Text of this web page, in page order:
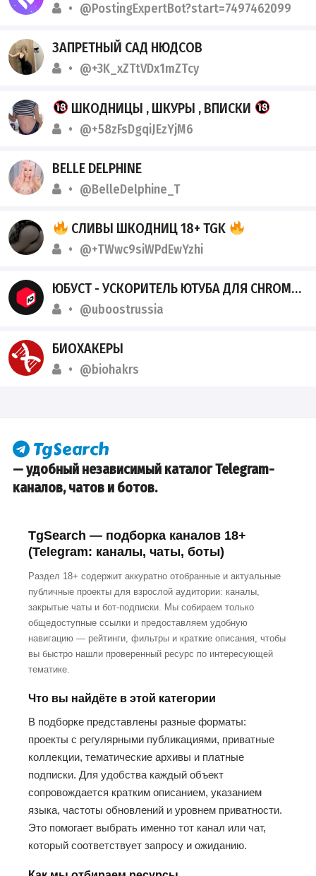
@PostingExpertBot?start=7497462099
ЗАПРЕТНЫЙ САД НЮДСОВ
@+3K_xZTtVDx1mZTcy
ШКОДНИЦЫ , ШКУРЫ , ВПИСКИ
@+58zFsDgqiJEzYjM6
BELLE DELPHINE
@BelleDelphine_T
СЛИВЫ ШКОДНИЦ 18+ TGK
@+TWwc9siWPdEwYzhi
ЮБУСТ - УСКОРИТЕЛЬ ЮТУБА ДЛЯ CHROME, ANDROID, TV И WINDOWS
@uboostrussia
БИОХАКЕРЫ
@biohakrs
— удобный независимый каталог Telegram-
каналов, чатов и ботов.
TgSearch — подборка каналов 18+
(Telegram: каналы, чаты, боты)
Раздел 18+ содержит аккуратно отобранные и актуальные
публичные проекты для взрослой аудитории: каналы,
закрытые чаты и бот-подписки. Мы собираем только
общедоступные ссылки и предоставляем удобную
навигацию — рейтинги, фильтры и краткие описания, чтобы
вы быстро нашли проверенный ресурс по интересующей
тематике.
Что вы найдёте в этой категории
В подборке представлены разные форматы:
проекты с регулярными публикациями, приватные
коллекции, тематические архивы и платные
подписки. Для удобства каждый объект
сопровождается кратким описанием, указанием
языка, частоты обновлений и уровнем приватности.
Это помогает выбрать именно тот канал или чат,
который соответствует запросу и ожиданию.